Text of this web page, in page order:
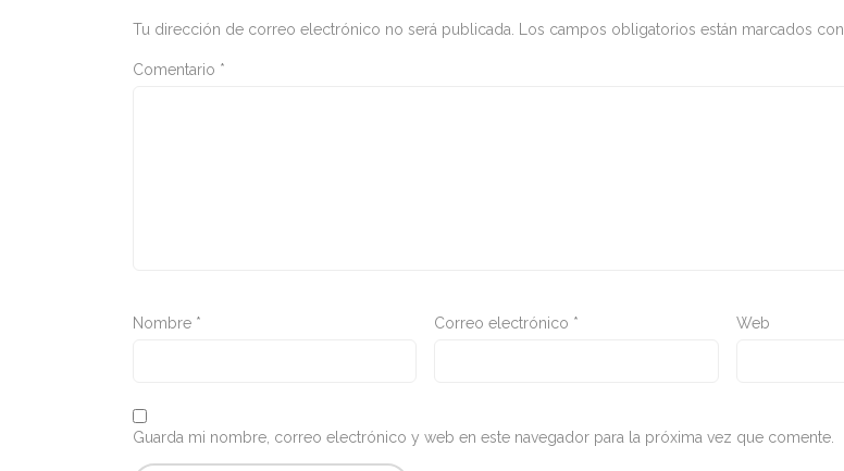
Tu dirección de correo electrónico no será publicada. Los campos obligatorios están marcados con
Comentario *
Nombre * Correo electrónico * Web
Guarda mi nombre, correo electrónico y web en este navegador para la próxima vez que comente.